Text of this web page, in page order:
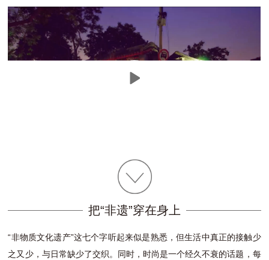
把“非遗”穿在身上
“非物质文化遗产”这七个字听起来似是熟悉，但生活中真正的接触少
之又少，与日常缺少了交织。同时，时尚是一个经久不衰的话题，每